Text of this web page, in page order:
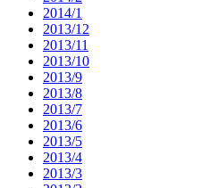
2014/1
2013/12
2013/11
2013/10
2013/9
2013/8
2013/7
2013/6
2013/5
2013/4
2013/3